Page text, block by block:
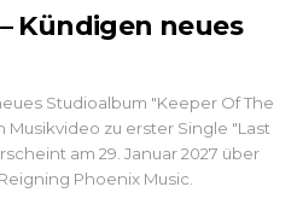
– Kündigen neues
Studioalbum "Keeper Of The
zu erster Single "Last
am 29. Januar 2027 über
Phoenix Music.